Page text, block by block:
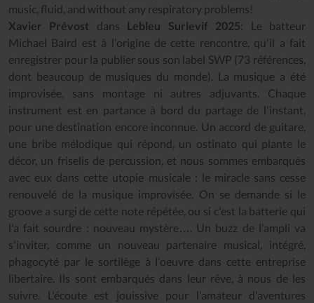
music, fluid, and without any respiratory problems!
Xavier Prévost dans Lebleu Surlevif 2025: Le batteur
Michael Baird est à l'origine de cette rencontre, qu'il a fait
enregistrer pour la publier sous son label SWP (73 références,
dont beaucoup de musiques du monde). La musique a été
improvisée, sans montage ni autres adjuvants. Chaque
instrument est en partance à bord du partage de l'instant,
pour une destination encore inconnue. Un accord de guitare,
une bribe mélodique qui répond, un ostinato qui plante le
décor, un friselis de percussion, et nous sommes embarqués
avec eux dans cette utopie musicale : le miracle sans cesse
renouvelé de la musique improvisée. On se demande si le
groove a surgi de cette note répétée, ou si c'est la batterie qui
l'a fait sourdre : nouveau mystère…. Un buzz de l'ampli va
s'inviter, comme un nouveau partenaire musical, intégré,
phagocyté par le sortilège à l'oeuvre dans cette entreprise
libertaire. Ils sont embarqués dans leur rêve, à nous de les
suivre. L'écoute est jouissive pour l'amateur d'aventures